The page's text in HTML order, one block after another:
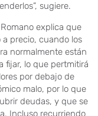
sugiere.
explica que
a precio, cuando los
normalmente están
fijar, lo que pertmitirá
por debajo de
malo, por lo que
deudas, y que se
Incluso recurriendo